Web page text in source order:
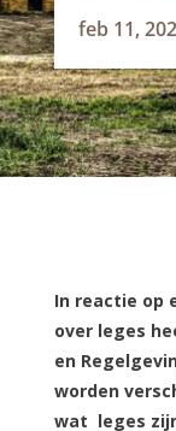
feb 11,
In reactie op
over leges
en
worden
wat leges